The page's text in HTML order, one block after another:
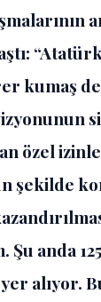
kumaş
özel
şekilde
Şu anda
alıyor.